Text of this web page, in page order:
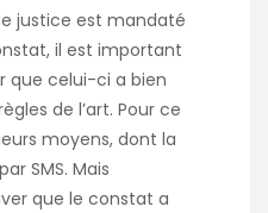
justice est mandaté
il est important
que celui-ci a bien
de l’art. Pour ce
moyens, dont la
SMS. Mais
que le constat a